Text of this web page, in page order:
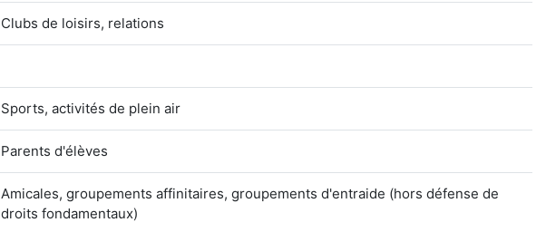
Clubs de loisirs, relations
Sports, activités de plein air
Parents d'élèves
Amicales, groupements affinitaires, groupements d'entraide (hors défense de
droits fondamentaux)